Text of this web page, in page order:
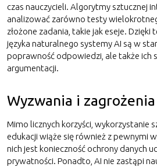
czas nauczycieli. Algorytmy sztucznej
analizować zarówno testy
złożone zadania, takie jak eseje.
języka naturalnego systemy AI są w
poprawność odpowiedzi, ale także ich
argumentacji.
Wyzwania i zagrożenia
Mimo licznych korzyści, wykorzystanie
edukacji wiąże się również z pewnymi
nich jest konieczność ochrony danych
prywatności. Ponadto, AI nie zastąpi